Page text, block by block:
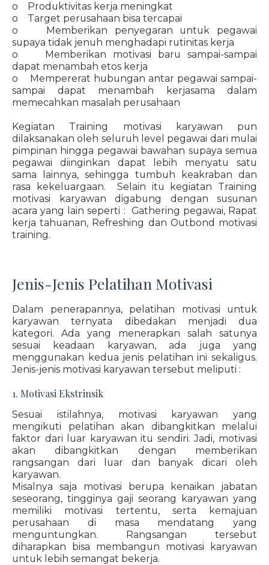
o Produktivitas kerja meningkat
o Target perusahaan bisa tercapai
o Memberikan penyegaran untuk pegawai
supaya tidak jenuh menghadapi rutinitas kerja
o Memberikan motivasi baru sampai-sampai
dapat menambah etos kerja
o Mempererat hubungan antar pegawai sampai-
sampai dapat menambah kerjasama dalam
memecahkan masalah perusahaan
Kegiatan Training motivasi karyawan pun
dilaksanakan oleh seluruh level pegawai dari mulai
pimpinan hingga pegawai bawahan supaya semua
pegawai diinginkan dapat lebih menyatu satu
sama lainnya, sehingga tumbuh keakraban dan
rasa kekeluargaan. Selain itu kegiatan Training
motivasi karyawan digabung dengan susunan
acara yang lain seperti : Gathering pegawai, Rapat
kerja tahuanan, Refreshing dan Outbond motivasi
training.
Jenis-Jenis Pelatihan Motivasi
Dalam penerapannya, pelatihan motivasi untuk
karyawan ternyata dibedakan menjadi dua
kategori. Ada yang menerapkan salah satunya
sesuai keadaan karyawan, ada juga yang
menggunakan kedua jenis pelatihan ini sekaligus.
Jenis-jenis motivasi karyawan tersebut meliputi :
1. Motivasi Ekstrinsik
Sesuai istilahnya, motivasi karyawan yang
mengikuti pelatihan akan dibangkitkan melalui
faktor dari luar karyawan itu sendiri. Jadi, motivasi
akan dibangkitkan dengan memberikan
rangsangan dari luar dan banyak dicari oleh
karyawan.
Misalnya saja motivasi berupa kenaikan jabatan
seseorang, tingginya gaji seorang karyawan yang
memiliki motivasi tertentu, serta kemajuan
perusahaan di masa mendatang yang
menguntungkan. Rangsangan tersebut
diharapkan bisa membangun motivasi karyawan
untuk lebih semangat bekerja.